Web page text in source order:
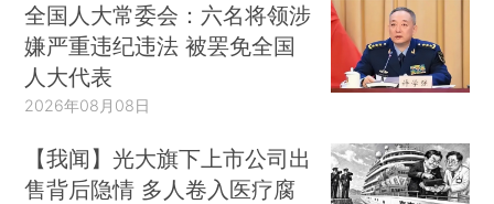
全国人大常委会：六名将领涉
嫌严重违纪违法 被罢免全国
人大代表
2026年08月08日
【我闻】光大旗下上市公司出
售背后隐情 多人卷入医疗腐